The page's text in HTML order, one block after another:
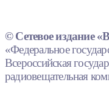
© Сетевое издание
«Федеральное
Всероссийская
радиовещательная